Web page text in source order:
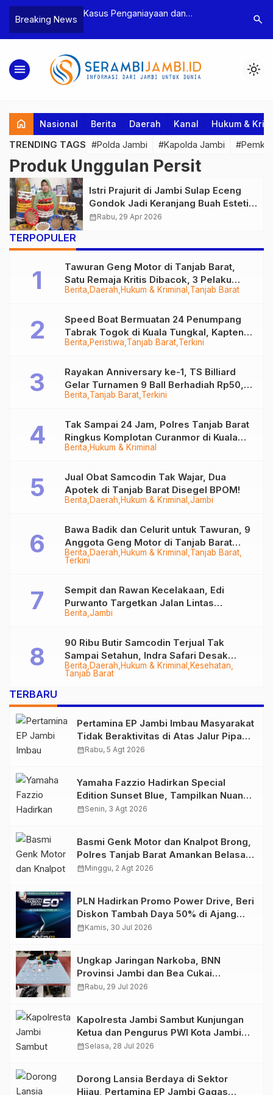
Breaking News
Bea Cukai
Pelaku beserta
dan 146 Gram
Kasus Penganiayaan dan
Tebo Tetapkan Dua Tersangka
Polres
Dua
search
menu light_mode
home Nasional Berita Daerah Kanal Hukum &
TRENDING TAGS #Polda Jambi #Kapolda Jambi
Produk Unggulan Persit
Istri Prajurit di Jambi Sulap Eceng
Gondok Jadi Keranjang Buah Estetik
Bernilai Jual Tinggi
calendar_monthRabu, 29 Apr 2026
TERPOPULER
Berita Daerah Hukum & Kriminal Tanjab Barat
Tawuran Geng Motor di Tanjab Barat,
Satu Remaja Kritis Dibacok, 3 Pelaku
Ditangkap
Berita Peristiwa Tanjab Barat Terkini
Speed Boat Bermuatan 24 Penumpang
Tabrak Togok di Kuala Tungkal, Kapten
Sempat Hilang
Berita Tanjab Barat Terkini
Rayakan Anniversary ke-1, TS Billiard
Gelar Turnamen 9 Ball Berhadiah Rp50,8
Juta
Berita Hukum & Kriminal
Tak Sampai 24 Jam, Polres Tanjab Barat
Ringkus Komplotan Curanmor di Kuala
Tungkal
Berita Daerah Hukum & Kriminal Jambi
Jual Obat Samcodin Tak Wajar, Dua
Apotek di Tanjab Barat Disegel BPOM!
Berita Daerah Hukum & Kriminal Tanjab Barat
Terkini
Bawa Badik dan Celurit untuk Tawuran, 9
Anggota Geng Motor di Tanjab Barat
Diringkus
Berita Jambi
Sempit dan Rawan Kecelakaan, Edi
Purwanto Targetkan Jalan Lintas
Tungkal-Jambi Mulus di 2028
Berita Daerah Hukum & Kriminal
Kesehatan
Tanjab Barat
90 Ribu Butir Samcodin Terjual Tak
Sampai Setahun, Indra Safari Desak
Audit Menyeluruh
TERBARU
Pertamina EP Jambi Imbau Masyarakat
Tidak Beraktivitas di Atas Jalur Pipa
Migas Demi Keselamatan Bersama
calendar_monthRabu, 5 Agt 2026
Yamaha Fazzio Hadirkan Special
Edition Sunset Blue, Tampilkan Nuansa
Retro Summer yang Semakin Skena
calendar_monthSenin, 3 Agt 2026
Basmi Genk Motor dan Knalpot Brong,
Polres Tanjab Barat Amankan Belasan
Kendaraan
calendar_monthMinggu, 2 Agt 2026
PLN Hadirkan Promo Power Drive, Beri
Diskon Tambah Daya 50% di Ajang
GIIAS 2026
calendar_monthKamis, 30 Jul 2026
Ungkap Jaringan Narkoba, BNN
Provinsi Jambi dan Bea Cukai
Amankan Sembilan Pelaku beserta
calendar_monthRabu, 29 Jul 2026
Kapolresta Jambi Sambut Kunjungan
Ketua dan Pengurus PWI Kota Jambi
Perkuat Sinergi dan Kolaborasi
calendar_monthSelasa, 28 Jul 2026
Dorong Lansia Berdaya di Sektor
Hijau, Pertamina EP Jambi Gagas